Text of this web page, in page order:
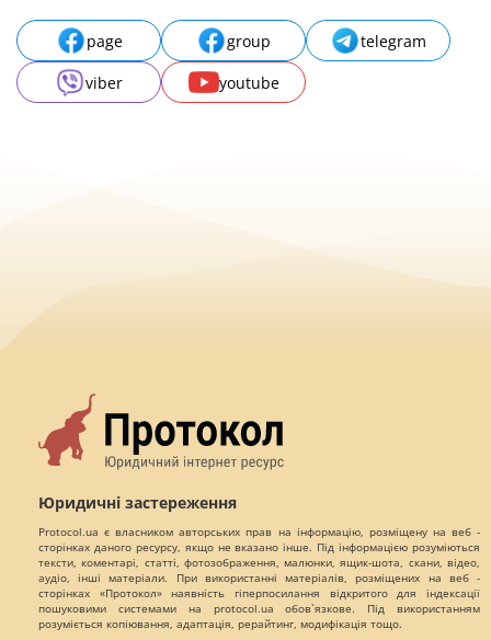
page group
telegram
viber
youtube
Юридичні застереження
Protocol.ua є власником авторських прав на інформацію, розміщену на веб -
сторінках даного ресурсу, якщо не вказано інше. Під інформацією розуміються
тексти, коментарі, статті, фотозображення, малюнки, ящик-шота, скани, відео,
аудіо, інші матеріали. При використанні матеріалів, розміщених на веб -
сторінках «Протокол» наявність гіперпосилання відкритого для індексації
пошуковими системами на protocol.ua обов`язкове. Під використанням
розуміється копіювання, адаптація, рерайтинг, модифікація тощо.